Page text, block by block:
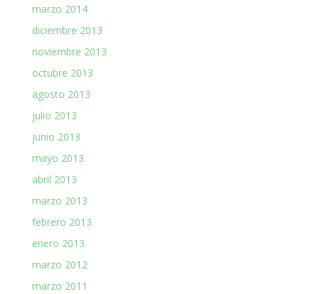
marzo 2014
diciembre 2013
noviembre 2013
octubre 2013
agosto 2013
julio 2013
junio 2013
mayo 2013
abril 2013
marzo 2013
febrero 2013
enero 2013
marzo 2012
marzo 2011